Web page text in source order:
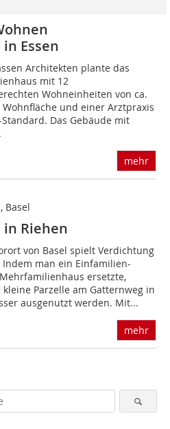
Essen
Architekten plante das
mit 12
Wohneinheiten von ca.
Wohnfläche und einer Arztpraxis
Das Gebäude mit
mehr
Basel
Riehen
von Basel spielt Verdichtung
Indem man ein Einfamilien-
ersetzte,
Parzelle am Gatternweg in
ausgenutzt werden. Mit...
mehr